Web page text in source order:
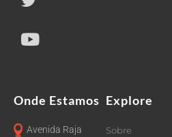
Onde Estamos
Avenida Raja
Explore
Sobre